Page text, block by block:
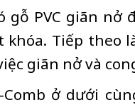
gỗ PVC giãn
khóa. Tiếp theo
giãn nở và
Comb ở dưới